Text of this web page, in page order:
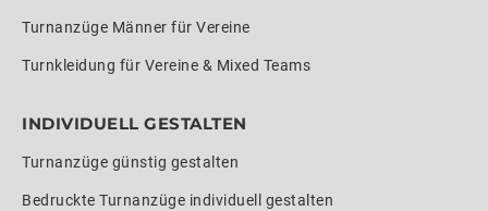
Turnanzüge Männer für Vereine
Turnkleidung für Vereine & Mixed Teams
INDIVIDUELL GESTALTEN
Turnanzüge günstig gestalten
Bedruckte Turnanzüge individuell gestalten